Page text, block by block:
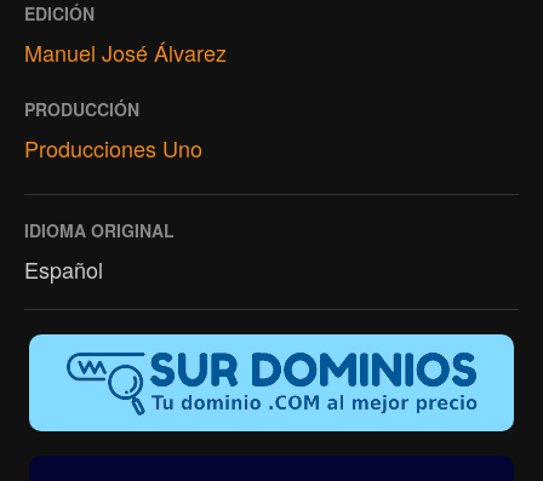
EDICIÓN
Manuel José Álvarez
PRODUCCIÓN
Producciones Uno
IDIOMA ORIGINAL
Español